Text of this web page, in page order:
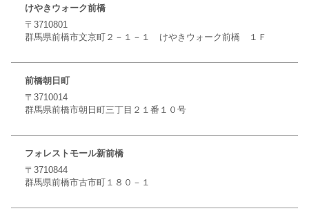
けやきウォーク前橋
〒3710801
群馬県前橋市文京町２－１－１ けやきウォーク前橋 １Ｆ
前橋朝日町
〒3710014
群馬県前橋市朝日町三丁目２１番１０号
フォレストモール新前橋
〒3710844
群馬県前橋市古市町１８０－１